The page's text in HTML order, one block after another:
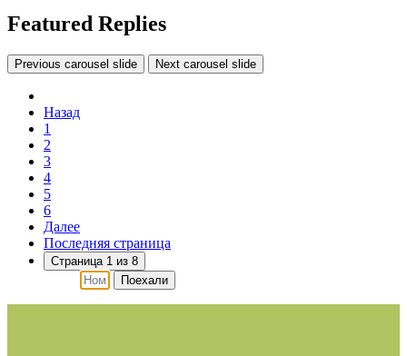
Featured Replies
Previous carousel slide Next carousel slide
Назад
1
2
3
4
5
6
Далее
Последняя страница
Страница 1 из 8
Поехали